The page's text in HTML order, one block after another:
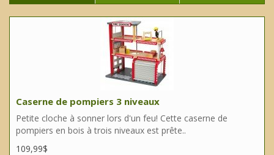
Caserne de pompiers 3 niveaux
Petite cloche à sonner lors d'un feu! Cette caserne de
pompiers en bois à trois niveaux est prête..
109,99$